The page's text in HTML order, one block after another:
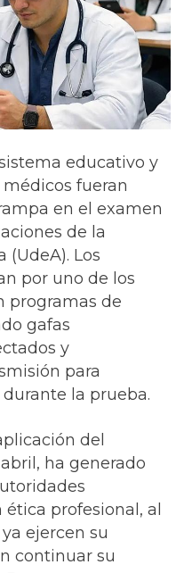
educativo y
fueran
en el examen
de la
(UdeA). Los
por uno de los
programas de
gafas
y
para
la prueba.
del
ha generado
profesional, al
ejercen su
continuar su